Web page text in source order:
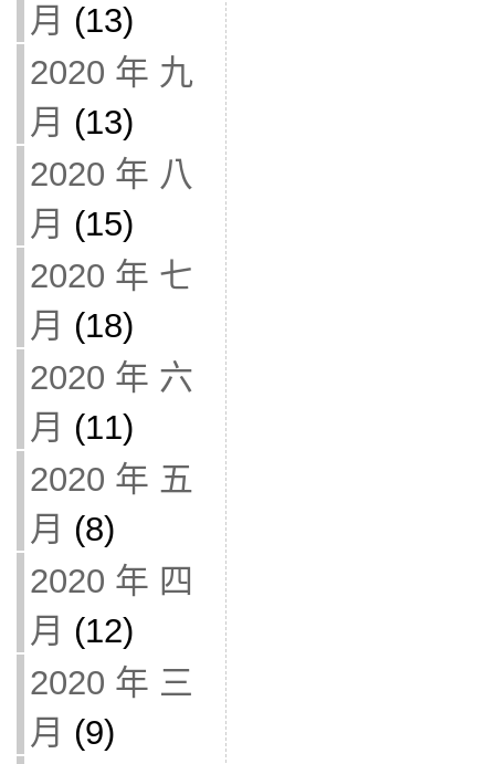
月 (13)
2020 年 九
月 (13)
2020 年 八
月 (15)
2020 年 七
月 (18)
2020 年 六
月 (11)
2020 年 五
月 (8)
2020 年 四
月 (12)
2020 年 三
月 (9)